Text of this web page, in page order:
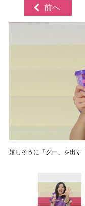
前へ
嬉しそうに「グー」を出す